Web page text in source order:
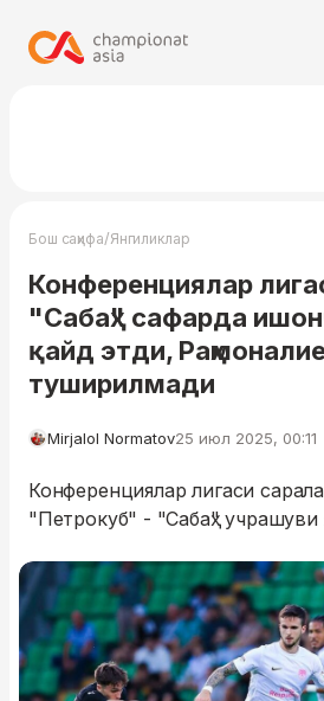
Бош саҳифа/Янгиликлар
Конференциялар
"Сабаҳ" сафарда
қайд этди,
туширилмади
Mirjalol Normatov25 июл 2025, 00:11
Конференциялар лигаси
"Петрокуб" - "Сабаҳ" учрашуви